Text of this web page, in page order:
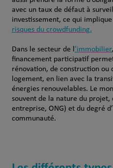
avec un taux de défaut à
investissement, ce qui
risques du crowdfunding.
Dans le secteur de l ’immobilier
financement participatif
rénovation, de construction
logement, en lien avec la
énergies renouvelables. Le
souvent de la nature du projet,
entreprise, ONG) et du degré
communauté.